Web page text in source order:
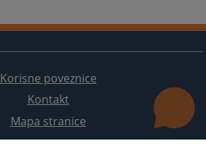
Korisne poveznice
Kontakt
Mapa stranice